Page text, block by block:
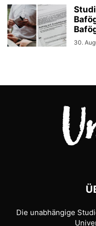
30.
Die unabhängige